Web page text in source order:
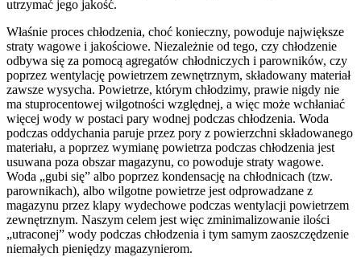
utrzymać jego jakość.
Właśnie proces chłodzenia, choć konieczny, powoduje największe
straty wagowe i jakościowe. Niezależnie od tego, czy chłodzenie
odbywa się za pomocą agregatów chłodniczych i parowników, czy
poprzez wentylację powietrzem zewnętrznym, składowany materiał
zawsze wysycha. Powietrze, którym chłodzimy, prawie nigdy nie
ma stuprocentowej wilgotności względnej, a więc może wchłaniać
więcej wody w postaci pary wodnej podczas chłodzenia. Woda
podczas oddychania paruje przez pory z powierzchni składowanego
materiału, a poprzez wymianę powietrza podczas chłodzenia jest
usuwana poza obszar magazynu, co powoduje straty wagowe.
Woda „gubi się” albo poprzez kondensację na chłodnicach (tzw.
parownikach), albo wilgotne powietrze jest odprowadzane z
magazynu przez klapy wydechowe podczas wentylacji powietrzem
zewnętrznym. Naszym celem jest więc zminimalizowanie ilości
„utraconej” wody podczas chłodzenia i tym samym zaoszczędzenie
niemałych pieniędzy magazynierom.